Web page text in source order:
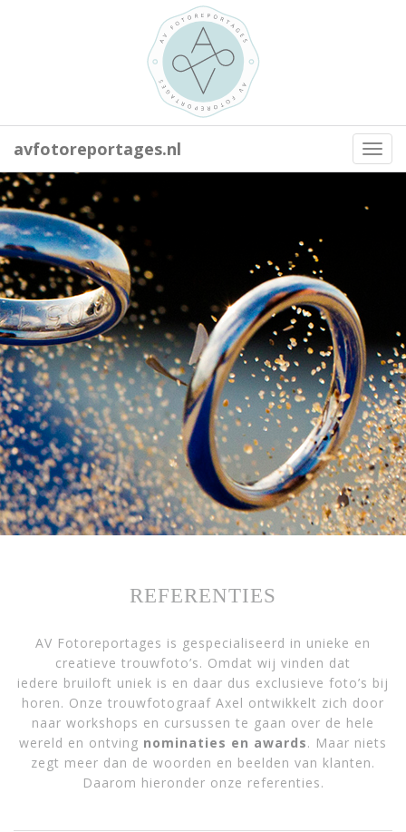
avfotoreportages.nl
REFERENTIES
AV Fotoreportages is gespecialiseerd in unieke en
creatieve trouwfoto’s. Omdat wij vinden dat
iedere bruiloft uniek is en daar dus exclusieve foto’s bij
horen. Onze trouwfotograaf Axel ontwikkelt zich door
naar workshops en cursussen te gaan over de hele
wereld en ontving nominaties en awards. Maar niets
zegt meer dan de woorden en beelden van klanten.
Daarom hieronder onze referenties.